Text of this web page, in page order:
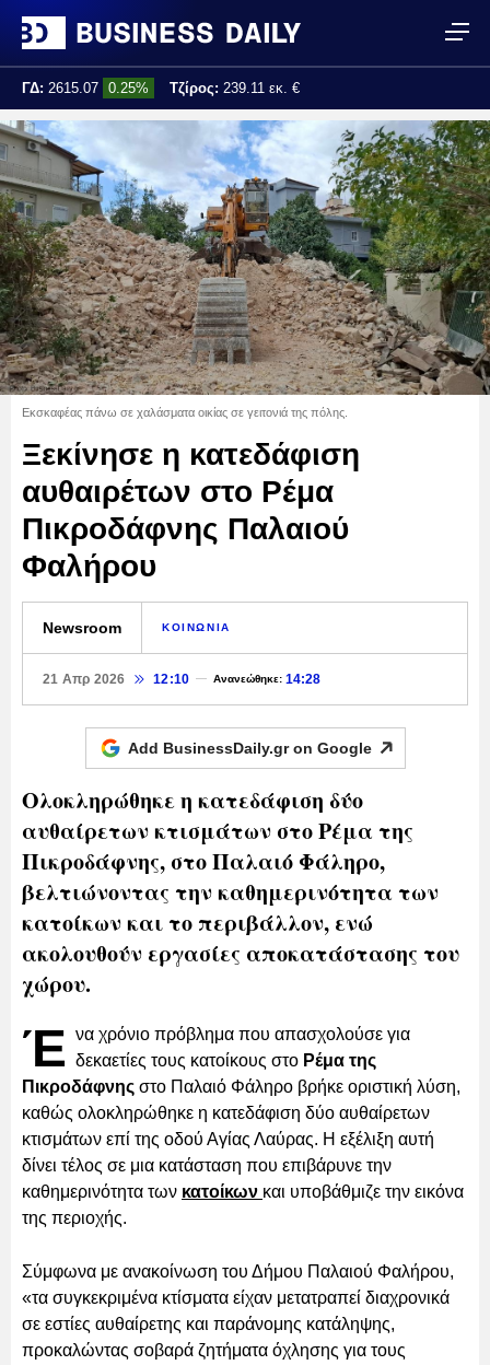
ΓΔ: 2615.07 0.25% Τζίρος: 239.11 εκ. €
Τελ. ενημέρωση:
Εκσκαφέας πάνω σε χαλάσματα οικίας σε γειτονιά της πόλης.
Ξεκίνησε η κατεδάφιση
αυθαιρέτων στο Ρέμα
Πικροδάφνης Παλαιού
Φαλήρου
Newsroom ΚΟΙΝΩΝΙΑ
21 Απρ 2026 12:10 Ανανεώθηκε: 14:28
Add BusinessDaily.gr on Google
Ολοκληρώθηκε η κατεδάφιση δύο
αυθαίρετων κτισμάτων στο Ρέμα της
Πικροδάφνης, στο Παλαιό Φάληρο,
βελτιώνοντας την καθημερινότητα των
κατοίκων και το περιβάλλον, ενώ
ακολουθούν εργασίες αποκατάστασης του
χώρου.
Έ να χρόνιο πρόβλημα που απασχολούσε για
δεκαετίες τους κατοίκους στο Ρέμα της
Πικροδάφνης στο Παλαιό Φάληρο βρήκε οριστική λύση,
καθώς ολοκληρώθηκε η κατεδάφιση δύο αυθαίρετων
κτισμάτων επί της οδού Αγίας Λαύρας. Η εξέλιξη αυτή
δίνει τέλος σε μια κατάσταση που επιβάρυνε την
καθημερινότητα των κατοίκων και υποβάθμιζε την εικόνα
της περιοχής.
Σύμφωνα με ανακοίνωση του Δήμου Παλαιού Φαλήρου,
«τα συγκεκριμένα κτίσματα είχαν μετατραπεί διαχρονικά
σε εστίες αυθαίρετης και παράνομης κατάληψης,
προκαλώντας σοβαρά ζητήματα όχλησης για τους